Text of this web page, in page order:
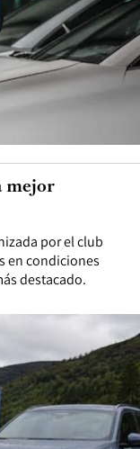
por el club
en condiciones
destacado.
mejor